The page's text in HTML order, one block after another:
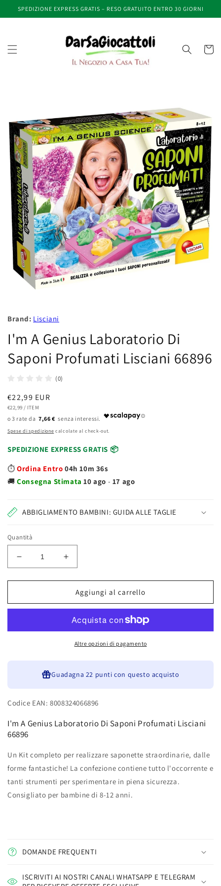
direttamente
ai contenuti
SPEDIZIONE EXPRESS GRATIS – RESO GRATUITO ENTRO 30 GIORNI
Carrello
Brand: Lisciani
I'm A Genius Laboratorio Di
Saponi Profumati Lisciani 66896
(0)
Prezzo
di
listino
€22,99 EUR
PREZZO
€22,99 / PER
ITEM
7,66 €
Spese di spedizione calcolate al check-out.
SPEDIZIONE EXPRESS GRATIS 📦
⏱️Ordina Entro 04h 10m 35s
🚚Consegna Stimata10 ago - 17 ago
ABBIGLIAMENTO BAMBINI: GUIDA ALLE TAGLIE
Quantità
Diminuisci
quantità
per
A
Di
66896
Aumenta
quantità
per
I&#39;m
A
Laboratorio
Di
Saponi
66896
Aggiungi al carrello
Altre opzioni di pagamento
Guadagna 22 punti con questo acquisto
Codice EAN: 8008324066896
I'm A Genius Laboratorio Di Saponi Profumati Lisciani
66896
Un Kit completo per realizzare saponette straordinarie, dalle
forme fantastiche! La confezione contiene tutto l'occorrente e
tanti strumenti per sperimentare in piena sicurezza.
Consigliato per bambine di 8-12 anni.
DOMANDE FREQUENTI
ISCRIVITI AI NOSTRI CANALI WHATSAPP E TELEGRAM